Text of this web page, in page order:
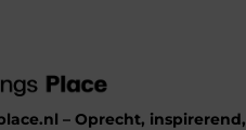
– Oprecht,